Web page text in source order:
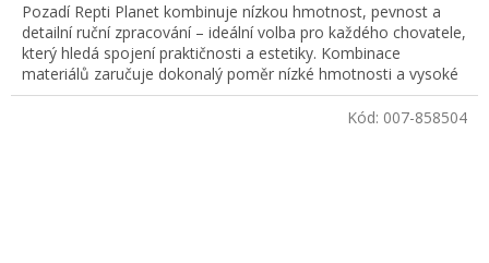
Pozadí Repti Planet kombinuje nízkou hmotnost, pevnost a
detailní ruční zpracování – ideální volba pro každého chovatele,
který hledá spojení praktičnosti a estetiky. Kombinace
materiálů zaručuje dokonalý poměr nízké hmotnosti a vysoké
odolnosti.
Kód: 007-858504